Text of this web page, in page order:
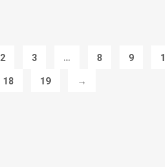
2 3 … 8 9
18 19 →